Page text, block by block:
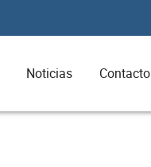
Noticias Contacto